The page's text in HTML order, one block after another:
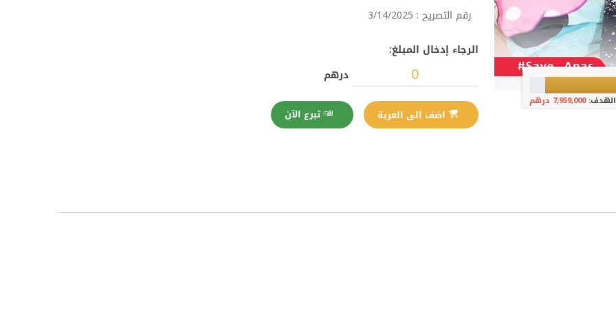
الهدف:7,959,000 درهم
رقم التصريح : 3/14/2025
الرجاء إدخال المبلغ:
درهم
تبرع الآن